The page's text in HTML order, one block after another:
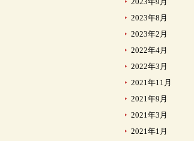
2023年8月
2023年2月
2022年4月
2022年3月
2021年11月
2021年9月
2021年3月
2021年1月